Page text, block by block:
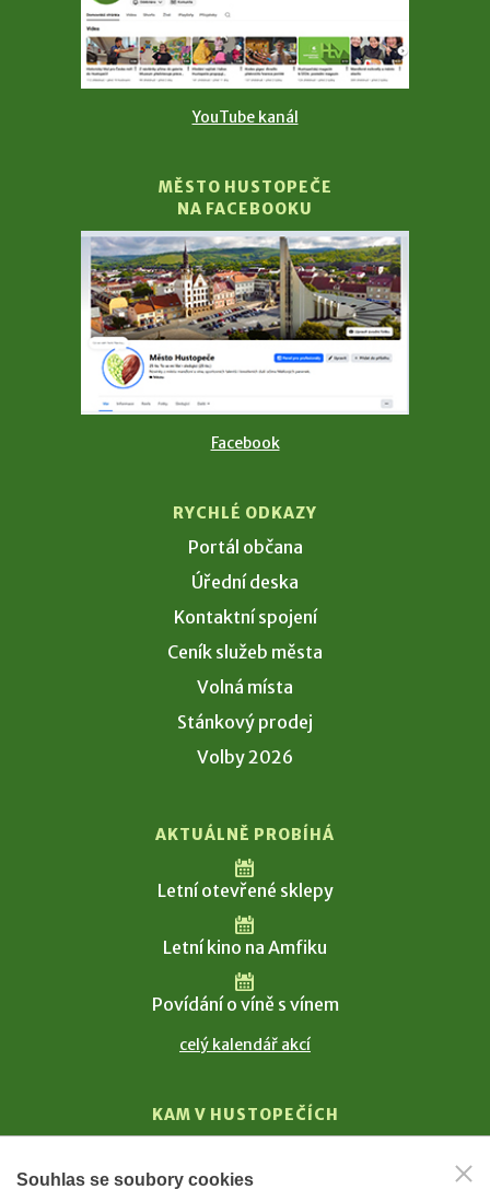
YouTube kanál
MĚSTO HUSTOPEČE
NA FACEBOOKU
Facebook
RYCHLÉ ODKAZY
Portál občana
Úřední deska
Kontaktní spojení
Ceník služeb města
Volná místa
Stánkový prodej
Volby 2026
AKTUÁLNĚ PROBÍHÁ
Letní otevřené sklepy
Letní kino na Amfiku
Povídání o víně s vínem
celý kalendář akcí
KAM V HUSTOPEČÍCH
T. G. Masaryk
Souhlas se soubory cookies